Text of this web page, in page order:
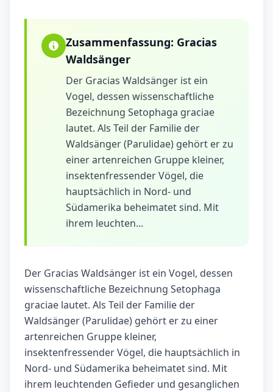
Zusammenfassung: Gracias
Waldsänger
Der Gracias Waldsänger ist ein
Vogel, dessen wissenschaftliche
Bezeichnung Setophaga graciae
lautet. Als Teil der Familie der
Waldsänger (Parulidae) gehört er zu
einer artenreichen Gruppe kleiner,
insektenfressender Vögel, die
hauptsächlich in Nord- und
Südamerika beheimatet sind. Mit
ihrem leuchten...
Der Gracias Waldsänger ist ein Vogel, dessen
wissenschaftliche Bezeichnung Setophaga
graciae lautet. Als Teil der Familie der
Waldsänger (Parulidae) gehört er zu einer
artenreichen Gruppe kleiner,
insektenfressender Vögel, die hauptsächlich in
Nord- und Südamerika beheimatet sind. Mit
ihrem leuchtenden Gefieder und gesanglichen